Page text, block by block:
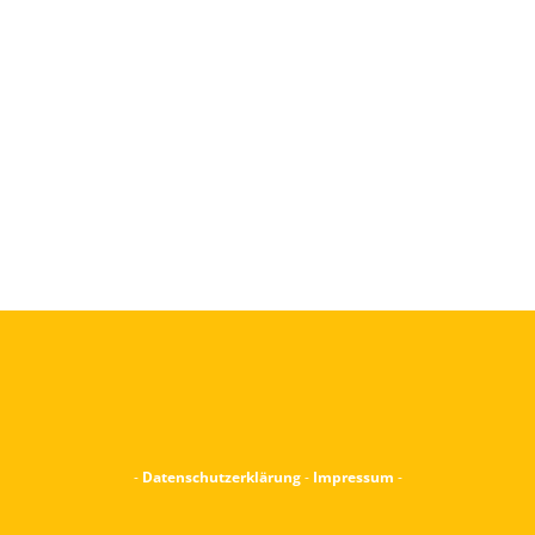
- Datenschutzerklärung- Impressum -